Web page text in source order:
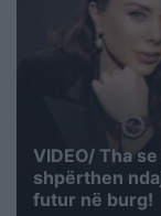
VIDEO/ Tha
shpërthen
futur në burg!